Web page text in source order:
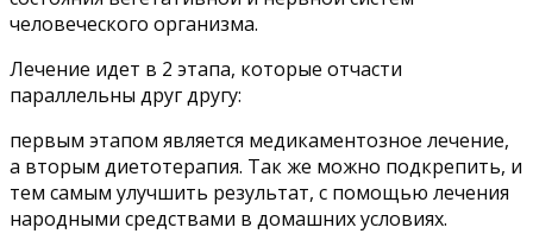
человеческого организма.
Лечение идет в 2 этапа, которые отчасти
параллельны друг другу:
первым этапом является медикаментозное лечение,
а вторым диетотерапия. Так же можно подкрепить, и
тем самым улучшить результат, с помощью лечения
народными средствами в домашних условиях.